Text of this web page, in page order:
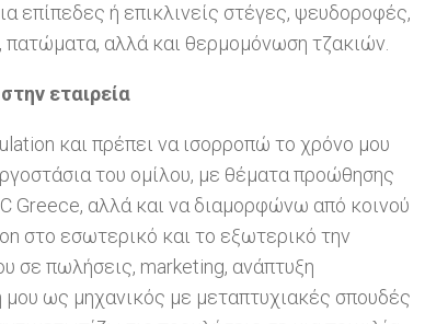
επίπεδες ή επικλινείς στέγες, ψευδοροφές,
πατώματα, αλλά και θερμομόνωση τζακιών.
εταιρεία
και πρέπει να ισορροπώ το χρόνο μου
του ομίλου, με θέματα προώθησης
Greece, αλλά και να διαμορφώνω από κοινού
στο εσωτερικό και το εξωτερικό την
σε πωλήσεις, marketing, ανάπτυξη
ως μηχανικός με μεταπτυχιακές σπουδές